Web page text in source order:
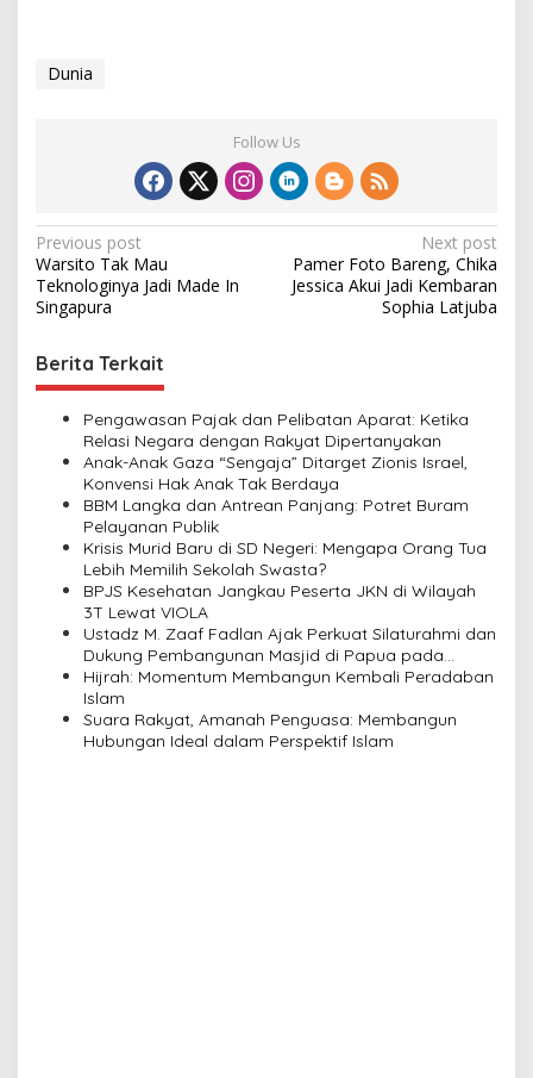
Dunia
Follow Us
P
o
s
t
n
Previous post
Warsito Tak Mau
Teknologinya Jadi Made In
Singapura
Next post
Pamer Foto Bareng, Chika
Jessica Akui Jadi Kembaran
Sophia Latjuba
Berita Terkait
Pengawasan Pajak dan Pelibatan Aparat: Ketika
Relasi Negara dengan Rakyat Dipertanyakan
Anak-Anak Gaza “Sengaja” Ditarget Zionis Israel,
Konvensi Hak Anak Tak Berdaya
BBM Langka dan Antrean Panjang: Potret Buram
Pelayanan Publik
Krisis Murid Baru di SD Negeri: Mengapa Orang Tua
Lebih Memilih Sekolah Swasta?
BPJS Kesehatan Jangkau Peserta JKN di Wilayah
3T Lewat VIOLA
Ustadz M. Zaaf Fadlan Ajak Perkuat Silaturahmi dan
Dukung Pembangunan Masjid di Papua pada
Pengajian Yayasan Alimbas Insan Cita
Hijrah: Momentum Membangun Kembali Peradaban
Islam
Suara Rakyat, Amanah Penguasa: Membangun
Hubungan Ideal dalam Perspektif Islam